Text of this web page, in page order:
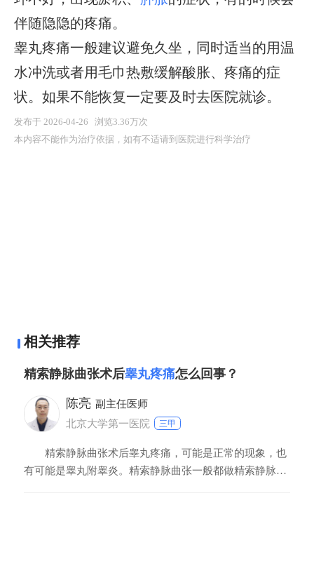
伴随隐隐的疼痛。
睾丸疼痛一般建议避免久坐，同时适当的用温
水冲洗或者用毛巾热敷缓解酸胀、疼痛的症
状。如果不能恢复一定要及时去医院就诊。
发布于 2026-04-26 浏览3.36万次
本内容不能作为治疗依据，如有不适请到医院进行科学治疗
相关推荐
精索静脉曲张术后睾丸疼痛怎么回事？
陈亮 副主任医师
北京大学第一医院
三甲
精索静脉曲张术后睾丸疼痛，可能是正常的现象，也
有可能是睾丸附睾炎。精索静脉曲张一般都做精索静脉高